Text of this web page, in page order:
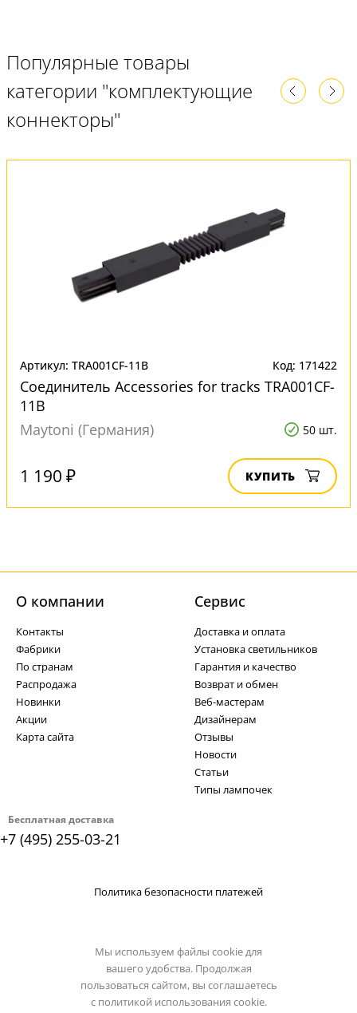
Популярные товары
категории "комплектующие
коннекторы"
Артикул: TRA001CF-11B Код: 171422
Соединитель Accessories for tracks TRA001CF-
11B
Maytoni (Германия)
50 шт.
1 190 ₽ КУПИТЬ
Бесплатная доставка
+7 (495) 255-03-21
О компании
Контакты
Фабрики
По странам
Распродажа
Новинки
Акции
Карта сайта
Cервис
Доставка и оплата
Установка светильников
Гарантия и качество
Возврат и обмен
Веб-мастерам
Дизайнерам
Отзывы
Новости
Статьи
Типы лампочек
Политика безопасности платежей
Мы используем файлы cookie для
вашего удобства. Продолжая
пользоваться сайтом, вы соглашаетесь
с политикой использования cookie.